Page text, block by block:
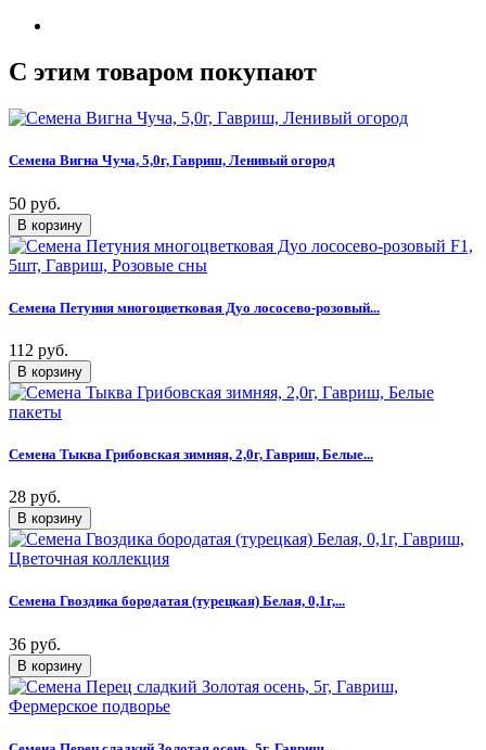
C этим товаром покупают
Семена Вигна Чуча, 5,0г, Гавриш, Ленивый огород
50 руб.
Семена Петуния многоцветковая Дуо лососево-розовый...
112 руб.
Семена Тыква Грибовская зимняя, 2,0г, Гавриш, Белые...
28 руб.
Семена Гвоздика бородатая (турецкая) Белая, 0,1г,...
36 руб.